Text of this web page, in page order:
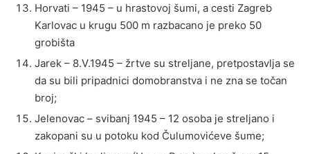
Horvati – 1945 – u hrastovoj šumi, a cesti Zagreb
Karlovac u krugu 500 m razbacano je preko 50
grobišta
Jarek – 8.V.1945 – žrtve su streljane, pretpostavlja se
da su bili pripadnici domobranstva i ne zna se točan
broj;
Jelenovac – svibanj 1945 – 12 osoba je streljano i
zakopani su u potoku kod Čulumovićeve šume;